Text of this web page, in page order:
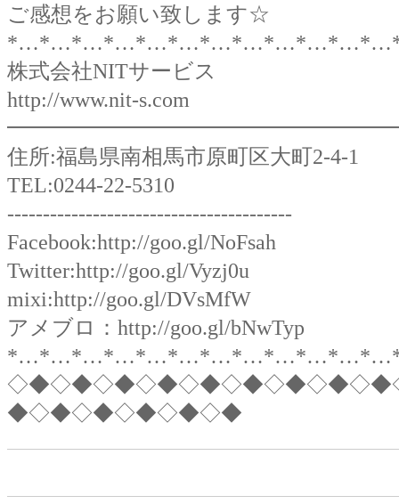
ご感想をお願い致します☆
株式会社NITサービス
http://www.nit-s.com
住所:福島県南相馬市原町区大町2-4-1
TEL:0244-22-5310
----------------------------------------
Facebook:http://goo.gl/NoFsah
Twitter:http://goo.gl/Vyzj0u
mixi:http://goo.gl/DVsMfW
アメブロ： http://goo.gl/bNwTyp
◆◇◆◇◆◇◆◇◆◇◆